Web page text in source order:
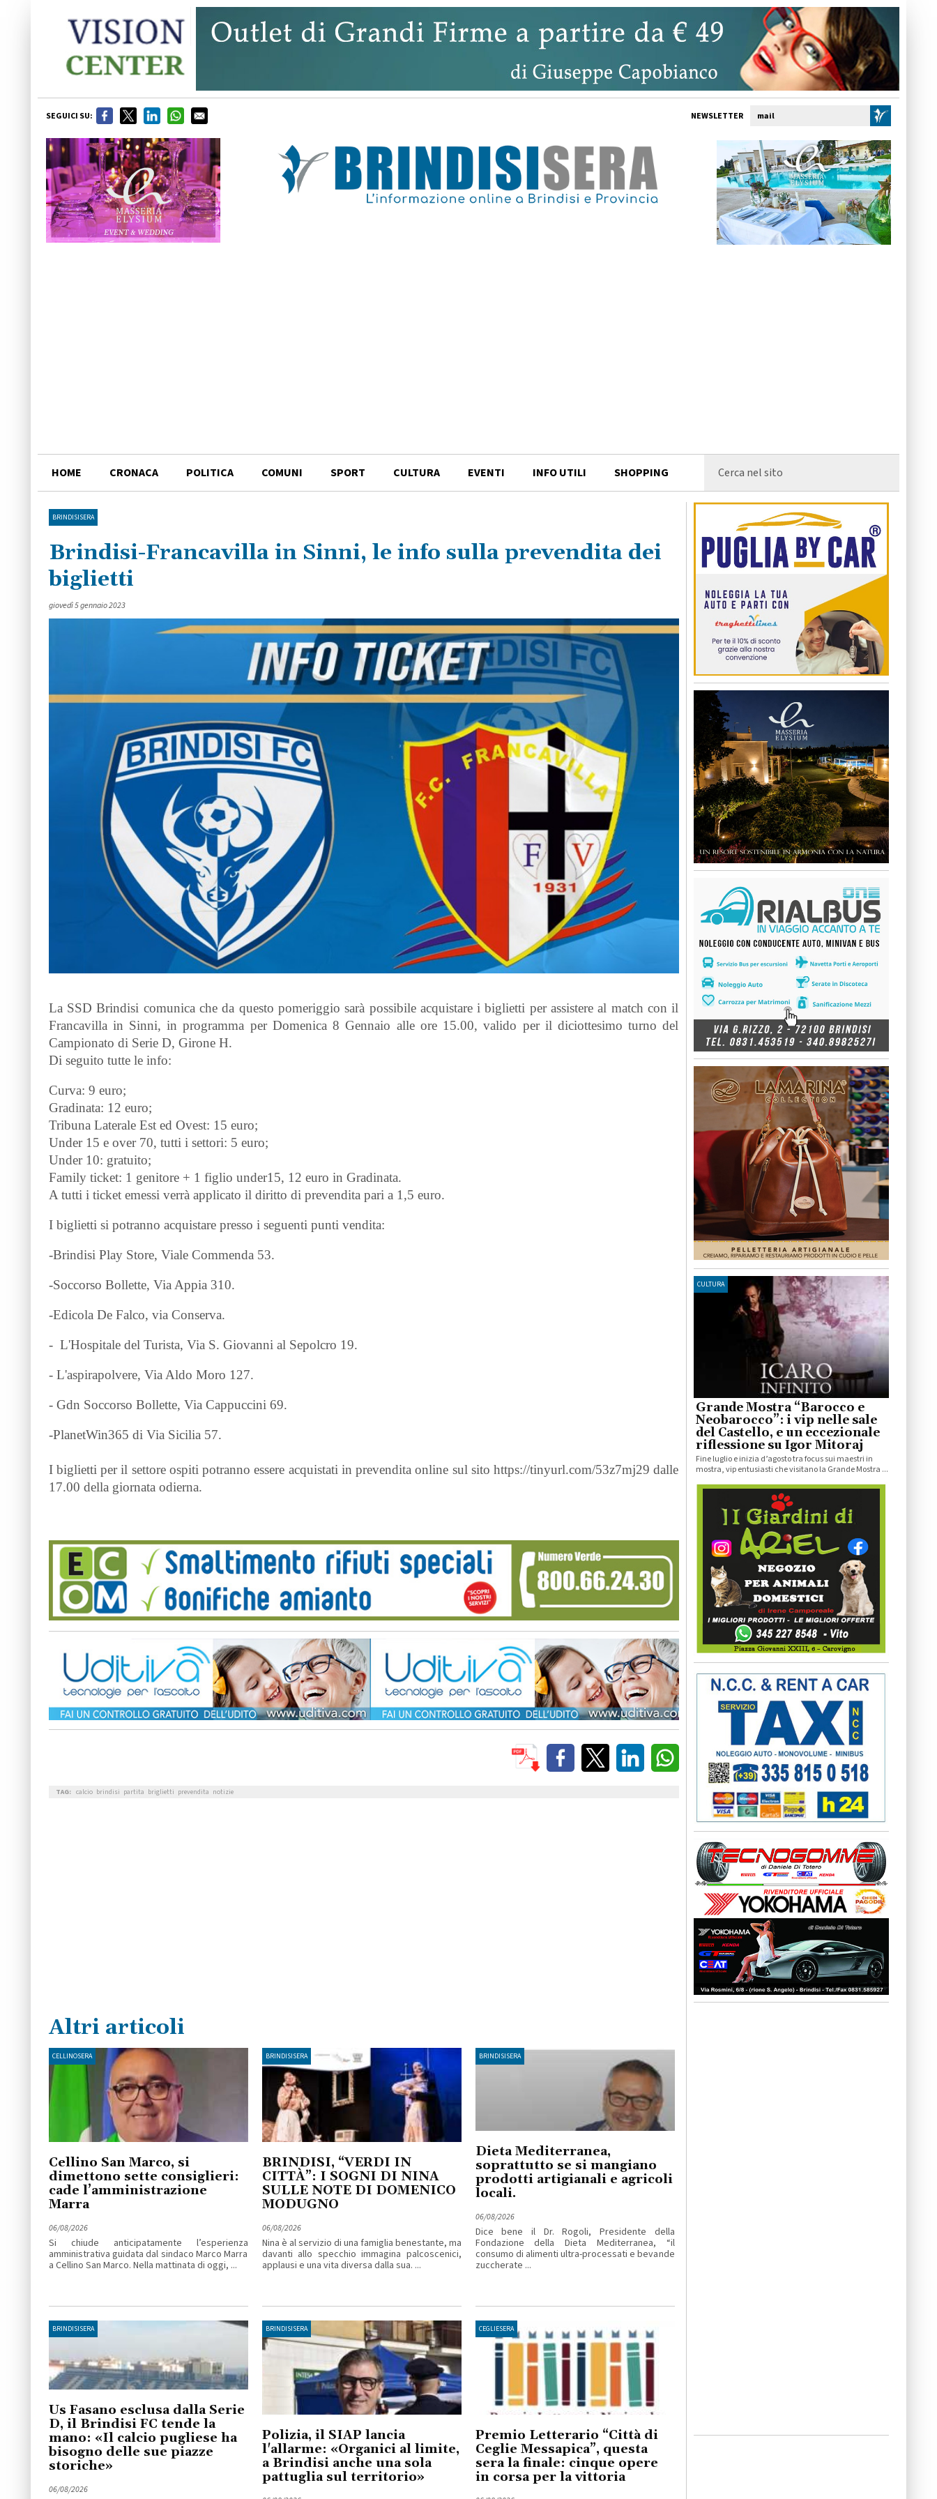
SEGUICI SU: NEWSLETTER
HOME CRONACA POLITICA COMUNI SPORT CULTURA EVENTI INFO UTILI SHOPPING
BRINDISISERA
Brindisi-Francavilla in Sinni, le info sulla prevendita dei
biglietti
giovedì 5 gennaio 2023
La SSD Brindisi comunica che da questo pomeriggio sarà possibile acquistare i biglietti per assistere al match con il
Francavilla in Sinni, in programma per Domenica 8 Gennaio alle ore 15.00, valido per il diciottesimo turno del
Campionato di Serie D, Girone H.
Di seguito tutte le info:
Curva: 9 euro;
Gradinata: 12 euro;
Tribuna Laterale Est ed Ovest: 15 euro;
Under 15 e over 70, tutti i settori: 5 euro;
Under 10: gratuito;
Family ticket: 1 genitore + 1 figlio under15, 12 euro in Gradinata.
A tutti i ticket emessi verrà applicato il diritto di prevendita pari a 1,5 euro.
I biglietti si potranno acquistare presso i seguenti punti vendita:
-Brindisi Play Store, Viale Commenda 53.
-Soccorso Bollette, Via Appia 310.
-Edicola De Falco, via Conserva.
- L'Hospitale del Turista, Via S. Giovanni al Sepolcro 19.
- L'aspirapolvere, Via Aldo Moro 127.
- Gdn Soccorso Bollette, Via Cappuccini 69.
-PlanetWin365 di Via Sicilia 57.
I biglietti per il settore ospiti potranno essere acquistati in prevendita online sul sito https://tinyurl.com/53z7mj29 dalle
17.00 della giornata odierna.
TAG: calcio brindisi partita briglietti prevendita notizie
Altri articoli
CELLINOSERA
Cellino San Marco, si
dimettono sette consiglieri:
cade l’amministrazione
Marra
06/08/2026
Si chiude anticipatamente l’esperienza
amministrativa guidata dal sindaco Marco Marra
a Cellino San Marco. Nella mattinata di oggi, ...
BRINDISISERA
BRINDISI, “VERDI IN
CITTÀ”: I SOGNI DI NINA
SULLE NOTE DI DOMENICO
MODUGNO
06/08/2026
Nina è al servizio di una famiglia benestante, ma
davanti allo specchio immagina palcoscenici,
applausi e una vita diversa dalla sua. ...
BRINDISISERA
Dieta Mediterranea,
soprattutto se si mangiano
prodotti artigianali e agricoli
locali.
06/08/2026
Dice bene il Dr. Rogoli, Presidente della
Fondazione della Dieta Mediterranea, “il
consumo di alimenti ultra-processati e bevande
zuccherate ...
BRINDISISERA
Us Fasano esclusa dalla Serie
D, il Brindisi FC tende la
mano: «Il calcio pugliese ha
bisogno delle sue piazze
storiche»
06/08/2026
BRINDISISERA
Polizia, il SIAP lancia
l'allarme: «Organici al limite,
a Brindisi anche una sola
pattuglia sul territorio»
CEGLIESERA
Premio Letterario “Città di
Ceglie Messapica”, questa
sera la finale: cinque opere
in corsa per la vittoria
CULTURA
Grande Mostra “Barocco e
Neobarocco”: i vip nelle sale
del Castello, e un eccezionale
riflessione su Igor Mitoraj
Fine luglio e inizia d’agosto tra focus sui maestri in
mostra, vip entusiasti che visitano la Grande Mostra ...